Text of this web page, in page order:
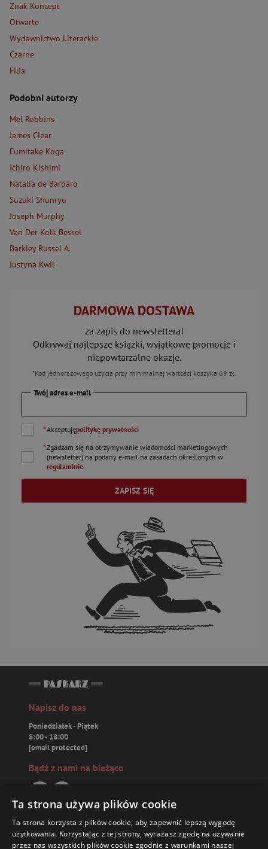
Znak Koncept
Otwarte
Wydawnictwo Literackie
Czarne
Filia
Podobni autorzy
Mel Robbins
James Clear
Fumitake Koga
Ichiro Kishimi
Natalia de Barbaro
Suzuki Shunryu
Joseph Murphy
Van Der Kolk Bessel
Barkley Russel A.
Justyna Kwil
DARMOWA DOSTAWA
za zapis do newslettera!
Odkrywaj najlepsze książki, wyjątkowe promocje i
niepowtarzalne okazje.
*Kod jednorazowego użycia przy minimalnej wartości koszyka 69 zł.
Twój adres e-mail
*Akceptujępolitykę prywatności
*Zgadzam się na otrzymywanie wiadomości marketingowych
(newsletter) na podany e-mail na zasadach określonych w
regulaminie.
ZAPISZ SIĘ
Napisz do nas
Poniedziałek - Piątek
8:00 - 18:00
[email protected]
Bądź z nami na bieżąco
Paskarz.pl
Ta strona używa plików cookie
Ta strona korzysta z plików cookie, aby zapewnić lepszą wygodę
użytkowania. Korzystając z tej strony, wyrażasz zgodę na używanie
przez nas wszystkich plików cookie zgodnie z warunkami naszej